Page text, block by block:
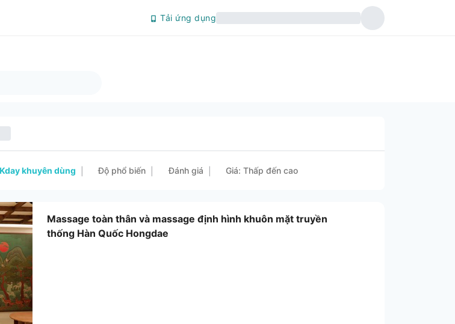
Tải ứng dụng
khuyên dùng Độ phổ biến Đánh giá Giá: Thấp đến cao
Massage toàn thân và massage định hình khuôn mặt truyền
thống Hàn Quốc Hongdae